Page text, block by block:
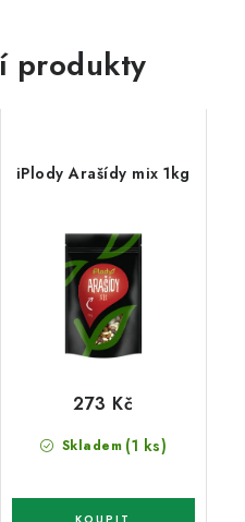
produkty
iPlody Arašídy mix 1kg
Skladem (1 ks)
273 Kč